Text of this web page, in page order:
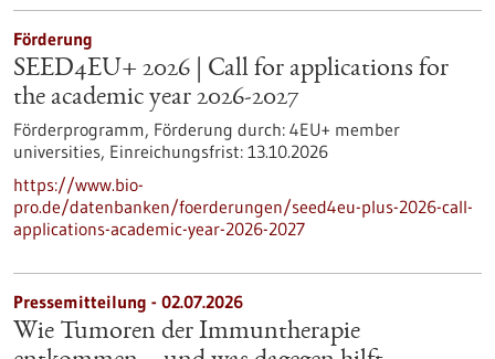
Förderung
SEED4EU+ 2026 | Call for applications for
the academic year 2026-2027
Förderprogramm, Förderung durch: 4EU+ member
universities, Einreichungsfrist: 13.10.2026
https://www.bio-
pro.de/datenbanken/foerderungen/seed4eu-plus-2026-call-
applications-academic-year-2026-2027
Pressemitteilung - 02.07.2026
Wie Tumoren der Immuntherapie